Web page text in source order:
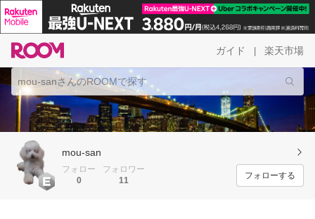
ガイド 楽天市場
mou-san
フォロー
0
フォロワー
11
フォローする